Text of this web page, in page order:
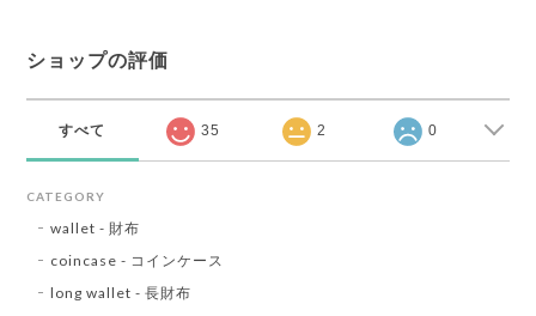
ショップの評価
すべて 35 2 0
CATEGORY
wallet - 財布
coincase - コインケース
long wallet - 長財布